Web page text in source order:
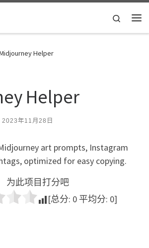
Search
Helper
Helper
2023年11月28日
art prompts, Instagram
optimized for easy copying.
为此项目打分吧
[总分: 0 平均分: 0]